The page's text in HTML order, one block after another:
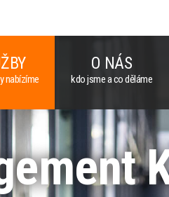
nabízíme
O NÁS
kdo jsme a co děláme